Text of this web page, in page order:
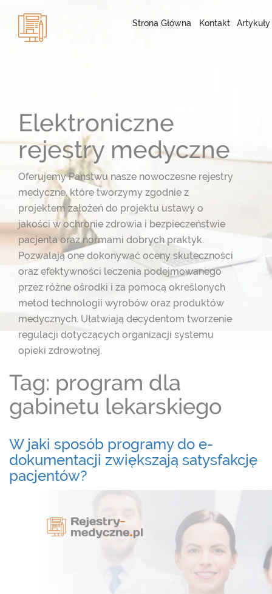
Strona Główna Kontakt Artykuły
Elektroniczne
rejestry medyczne
Oferujemy Państwu nasze nowoczesne rejestry
medyczne, które tworzymy zgodnie z
projektem założeń do projektu ustawy o
jakości w ochronie zdrowia i bezpieczeństwie
pacjenta oraz normami dobrych praktyk.
Pozwalają one dokonywać oceny skuteczności
oraz efektywności leczenia podejmowanego
przez różne ośrodki i za pomocą określonych
metod technologii wyrobów oraz produktów
medycznych. Ułatwiają decydentom tworzenie
regulacji dotyczących organizacji systemu
opieki zdrowotnej.
Tag: program dla
gabinetu lekarskiego
W jaki sposób programy do e-
dokumentacji zwiększają satysfakcję
pacjentów?